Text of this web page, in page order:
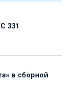
331
в сборной